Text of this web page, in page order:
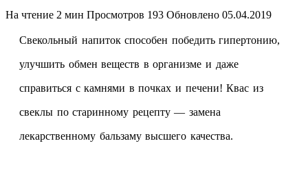
На чтение 2 мин Просмотров 193 Обновлено 05.04.2019
Свекольный напиток способен победить гипертонию,
улучшить обмен веществ в организме и даже
справиться с камнями в почках и печени!Квас из
свеклы по старинному рецепту — замена
лекарственному бальзаму высшего качества.